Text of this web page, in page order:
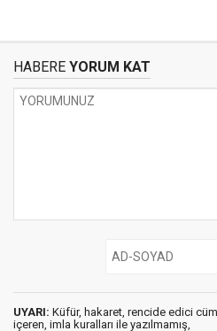
HABERE YORUM KAT
UYARI: Küfür, hakaret, rencide edici
içeren, imla kuralları ile yazılmamış,